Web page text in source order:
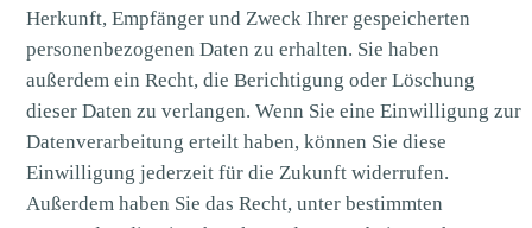
Herkunft, Empfänger und Zweck Ihrer gespeicherten
personenbezogenen Daten zu erhalten. Sie haben
außerdem ein Recht, die Berichtigung oder Löschung
dieser Daten zu verlangen. Wenn Sie eine Einwilligung zur
Datenverarbeitung erteilt haben, können Sie diese
Einwilligung jederzeit für die Zukunft widerrufen.
Außerdem haben Sie das Recht, unter bestimmten